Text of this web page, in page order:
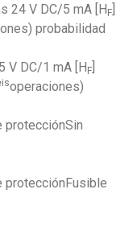
24 V DC/5 mA [H F
probabilidad
V DC/1 mA [H F
operaciones)
protecciónFusible